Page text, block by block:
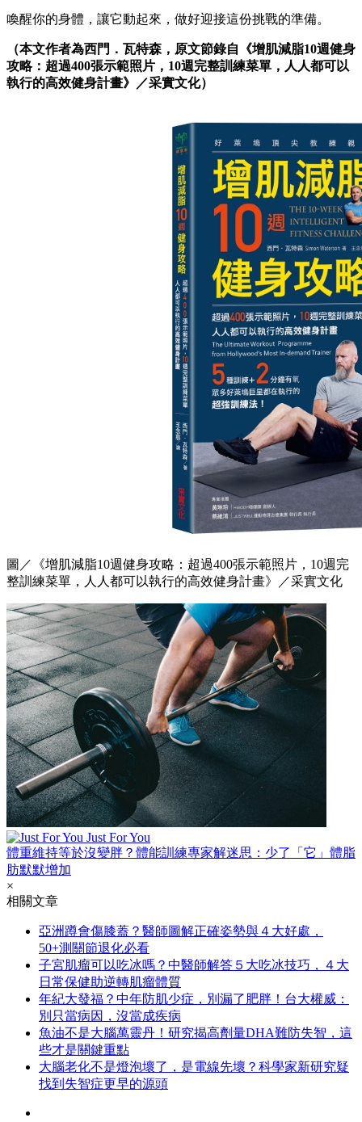
喚醒你的身體，讓它動起來，做好迎接這份挑戰的準備。
（本文作者為西門．瓦特森，原文節錄自《增肌減脂10週健身
攻略：超過400張示範照片，10週完整訓練菜單，人人都可以
執行的高效健身計畫》／采實文化）
圖／《增肌減脂10週健身攻略：超過400張示範照片，10週完
整訓練菜單，人人都可以執行的高效健身計畫》／采實文化
Just For You
體重維持等於沒變胖？體能訓練專家解迷思：少了「它」體脂
肪默默增加
×
相關文章
亞洲蹲會傷膝蓋？醫師圖解正確姿勢與４大好處，
50+測關節退化必看
子宮肌瘤可以吃冰嗎？中醫師解答５大吃冰技巧，４大
日常保健助逆轉肌瘤體質
年紀大發福？中年防肌少症，別漏了肥胖！台大權威：
別只當病因，沒當成疾病
魚油不是大腦萬靈丹！研究揭高劑量DHA難防失智，這
些才是關鍵重點
大腦老化不是燈泡壞了，是電線先壞？科學家新研究疑
找到失智症更早的源頭